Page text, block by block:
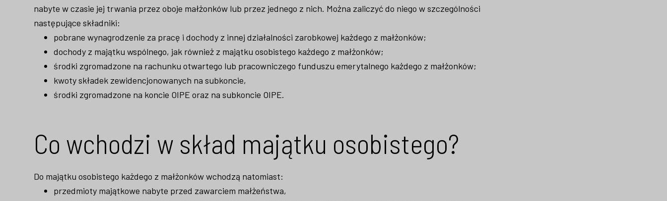
nabyte w czasie jej trwania przez oboje małżonków lub przez jednego z nich. Można zaliczyć do niego w szczególności
następujące składniki:
pobrane wynagrodzenie za pracę i dochody z innej działalności zarobkowej każdego z małżonków;
dochody z majątku wspólnego, jak również z majątku osobistego każdego z małżonków;
środki zgromadzone na rachunku otwartego lub pracowniczego funduszu emerytalnego każdego z małżonków;
kwoty składek zewidencjonowanych na subkoncie,
środki zgromadzone na koncie OIPE oraz na subkoncie OIPE.
Co wchodzi w skład majątku osobistego?
Do majątku osobistego każdego z małżonków wchodzą natomiast:
przedmioty majątkowe nabyte przed zawarciem małżeństwa,